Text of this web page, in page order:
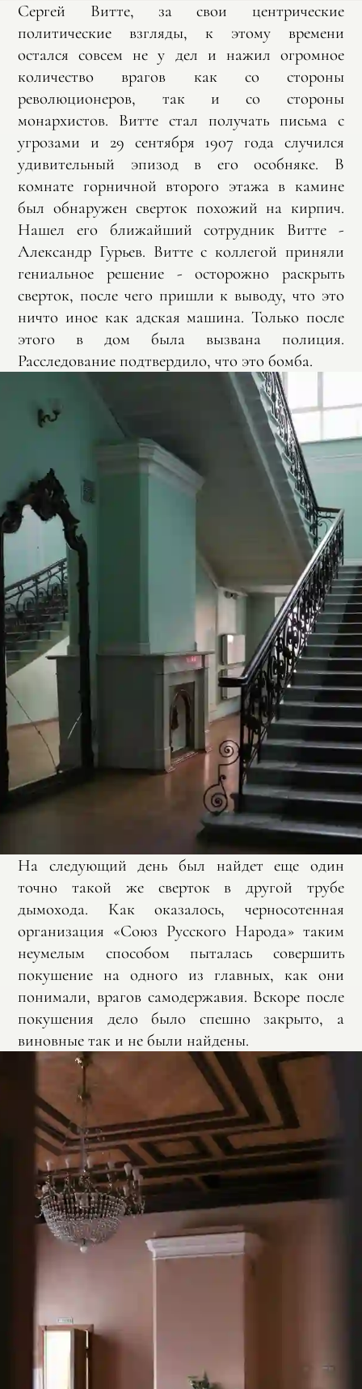
Сергей Витте, за свои центрические
политические взгляды, к этому времени
остался совсем не у дел и нажил огромное
количество врагов как со стороны
революционеров, так и со стороны
монархистов. Витте стал получать письма с
угрозами и 29 сентября 1907 года случился
удивительный эпизод в его особняке. В
комнате горничной второго этажа в камине
был обнаружен сверток похожий на кирпич.
Нашел его ближайший сотрудник Витте -
Александр Гурьев. Витте с коллегой приняли
гениальное решение - осторожно раскрыть
сверток, после чего пришли к выводу, что это
ничто иное как адская машина. Только после
этого в дом была вызвана полиция.
Расследование подтвердило, что это бомба.
На следующий день был найдет еще один
точно такой же сверток в другой трубе
дымохода. Как оказалось, черносотенная
организация «Союз Русского Народа» таким
неумелым способом пыталась совершить
покушение на одного из главных, как они
понимали, врагов самодержавия. Вскоре после
покушения дело было спешно закрыто, а
виновные так и не были найдены.